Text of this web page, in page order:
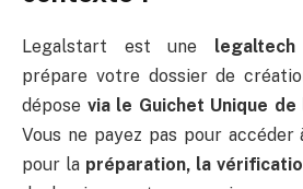
Legalstart est une
prépare votre dossier de
dépose via le Guichet Unique de
Vous ne payez pas pour accéder
pour la préparation, la